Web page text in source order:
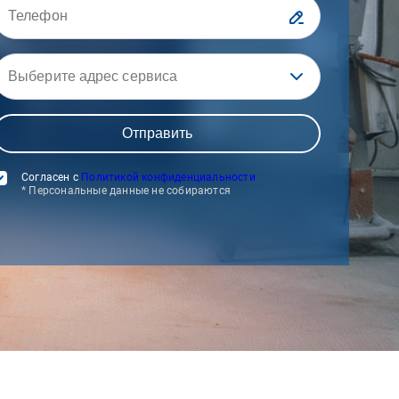
Выберите адрес сервиса
Согласен с Политикой конфиденциальности
* Персональные данные не собираются